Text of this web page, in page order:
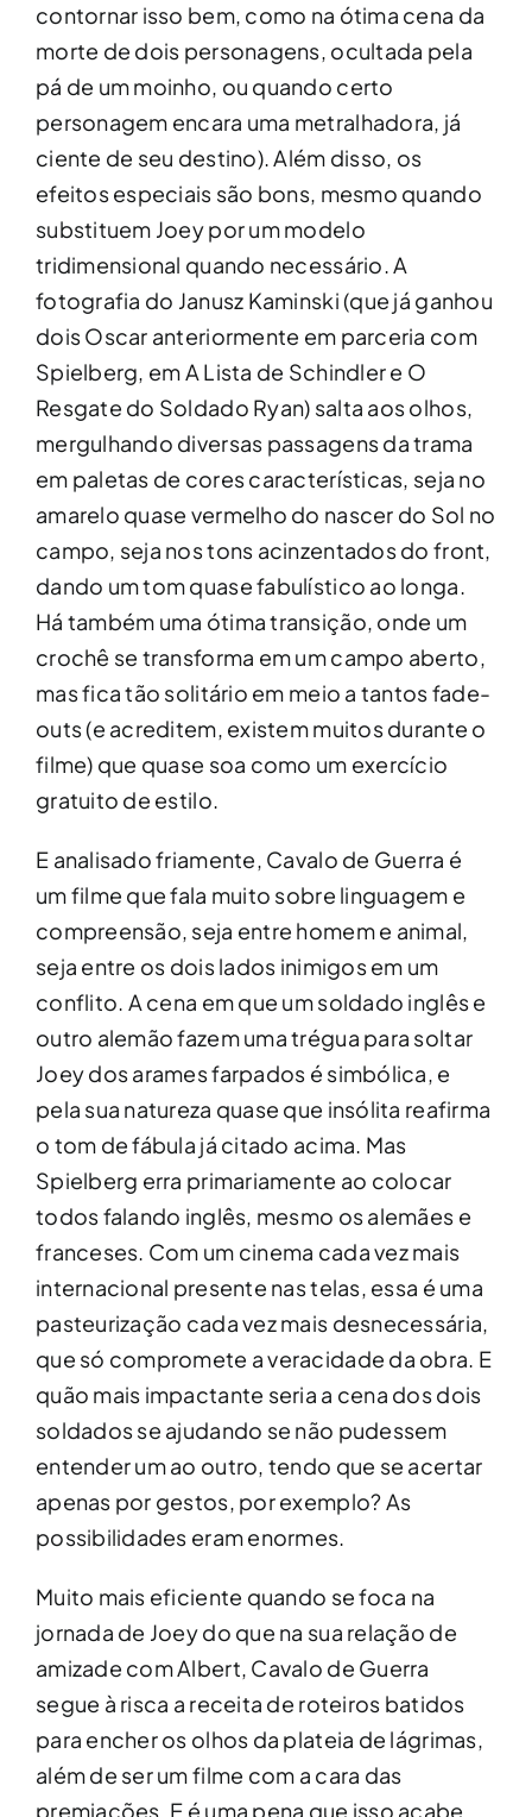
contornar isso bem, como na ótima cena da
morte de dois personagens, ocultada pela
pá de um moinho, ou quando certo
personagem encara uma metralhadora, já
ciente de seu destino). Além disso, os
efeitos especiais são bons, mesmo quando
substituem Joey por um modelo
tridimensional quando necessário. A
fotografia do Janusz Kaminski (que já ganhou
dois Oscar anteriormente em parceria com
Spielberg, em A Lista de Schindler e O
Resgate do Soldado Ryan) salta aos olhos,
mergulhando diversas passagens da trama
em paletas de cores características, seja no
amarelo quase vermelho do nascer do Sol no
campo, seja nos tons acinzentados do front,
dando um tom quase fabulístico ao longa.
Há também uma ótima transição, onde um
crochê se transforma em um campo aberto,
mas fica tão solitário em meio a tantos fade-
outs (e acreditem, existem muitos durante o
filme) que quase soa como um exercício
gratuito de estilo.
E analisado friamente, Cavalo de Guerra é
um filme que fala muito sobre linguagem e
compreensão, seja entre homem e animal,
seja entre os dois lados inimigos em um
conflito. A cena em que um soldado inglês e
outro alemão fazem uma trégua para soltar
Joey dos arames farpados é simbólica, e
pela sua natureza quase que insólita reafirma
o tom de fábula já citado acima. Mas
Spielberg erra primariamente ao colocar
todos falando inglês, mesmo os alemães e
franceses. Com um cinema cada vez mais
internacional presente nas telas, essa é uma
pasteurização cada vez mais desnecessária,
que só compromete a veracidade da obra. E
quão mais impactante seria a cena dos dois
soldados se ajudando se não pudessem
entender um ao outro, tendo que se acertar
apenas por gestos, por exemplo? As
possibilidades eram enormes.
Muito mais eficiente quando se foca na
jornada de Joey do que na sua relação de
amizade com Albert, Cavalo de Guerra
segue à risca a receita de roteiros batidos
para encher os olhos da plateia de lágrimas,
além de ser um filme com a cara das
premiações. E é uma pena que isso acabe